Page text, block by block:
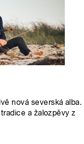
nová severská alba.
a žalozpěvy z